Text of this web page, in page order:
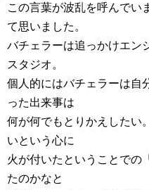
この言葉が波乱を呼んでい
て思いました。
バチェラーは追っかけエン
スタジオ。
個人的にはバチェラーは自
った出来事は
何が何でもとりかえしたい
いという心に
火が付いたということでの
たのかなと